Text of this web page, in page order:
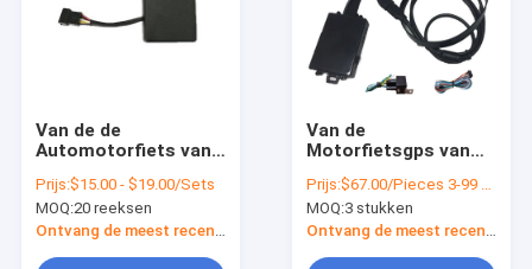
Van de de
Automotorfiets van
van GPS voor
Snelheidsacc
Opsporing
Prijs:$15.00 - $19.00/Sets
MOQ:20 reeksen
Ontvang de meest recente Prijs
Van de
Motorfietsgps van
Drijver MT100 met
Echte ECU-Controle
Prijs:$67.00/Pieces 3-99 Pieces
MOQ:3 stukken
Ontvang de meest recente Prijs